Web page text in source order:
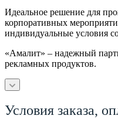
Идеальное решение для
корпоративных
индивидуальные условия
«Амалит» – надежный
рекламных продуктов.
Условия заказа,